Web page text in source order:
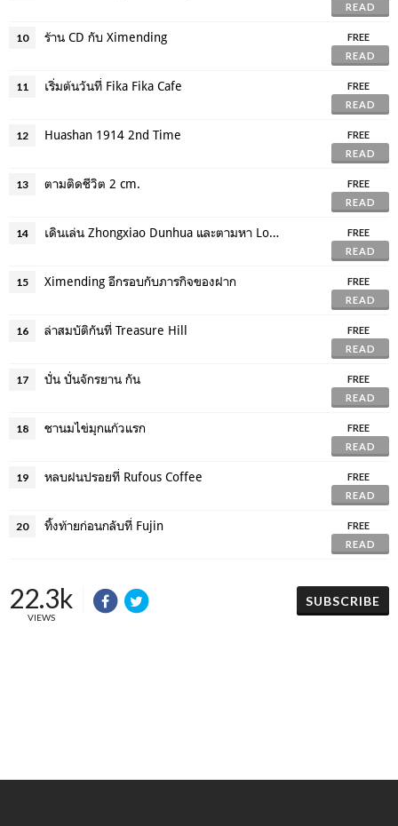
READ
10 ร้าน CD กับ Ximending
FREE
READ
11 เริ่มต้นวันที่ Fika Fika Cafe
FREE
READ
12 Huashan 1914 2nd Time
FREE
READ
13 ตามติดชีวิต 2 cm.
FREE
READ
14 เดินเล่น Zhongxiao Dunhua และตามหา Lomography
FREE
READ
15 Ximending อีกรอบกับภารกิจของฝาก
FREE
READ
16 ล่าสมบัติกันที่ Treasure Hill
FREE
READ
17 ปั่น ปั่นจักรยาน กัน
FREE
READ
18 ชานมไข่มุกแก้วแรก
FREE
READ
19 หลบฝนปรอยที่ Rufous Coffee
FREE
READ
20 ทิ้งท้ายก่อนกลับที่ Fujin
FREE
READ
22.3k
VIEWS
SUBSCRIBE